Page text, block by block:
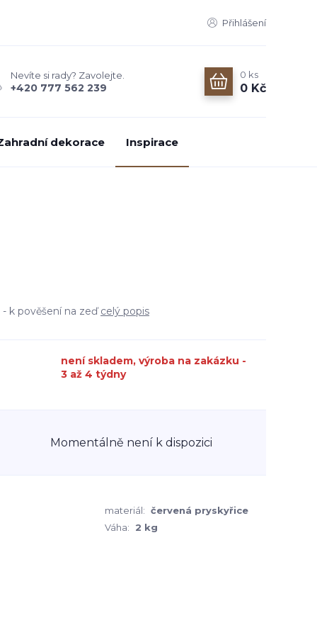
Přihlášení
Nevíte si rady? Zavolejte.
+420 777 562 239
0 ks
0 Kč
dekorace Inspirace
k pověšení na zeďcelý popis
není skladem, výroba na zakázku -
3 až 4 týdny
Momentálně není k dispozici
materiál: červená pryskyřice
Váha:
2 kg